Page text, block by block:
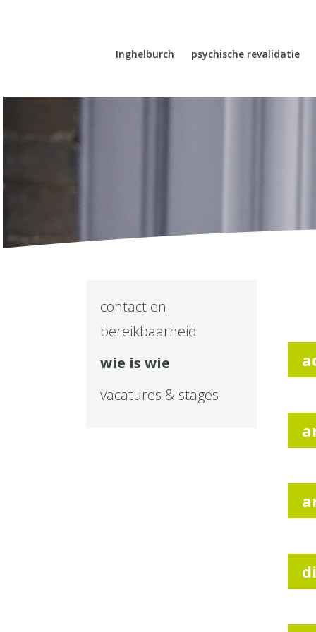
Inghelburch psychische revalidatie
contact en
bereikbaarheid
wie is wie
vacatures & stages